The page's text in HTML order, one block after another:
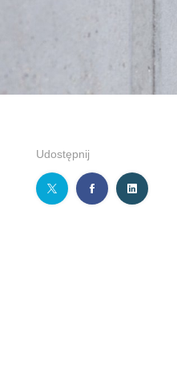
Udostępnij